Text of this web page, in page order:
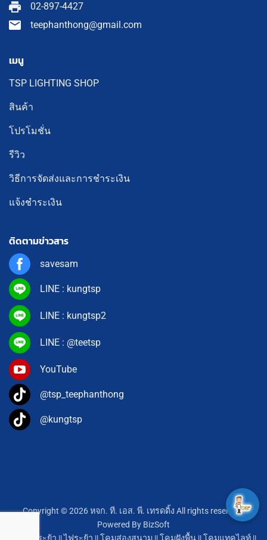
02-897-4427
teephanthong@gmail.com
เมนู
TSP LIGHTING SHOP
สินค้า
โปรโมชั่น
รีวิว
วิธีการจัดส่งและการชำระเงิน
แจ้งชำระเงิน
ติดตามข่าวสาร
savesam
LINE : kungtsp
LINE : kungtsp2
LINE : @teetsp
YouTube
@tsp_teephanthong
@kungtsp
Copyright © 2026 หจก. ที. เอส. พี. เทรดดิ้ง All rights reserved.
Powered By BizSoft